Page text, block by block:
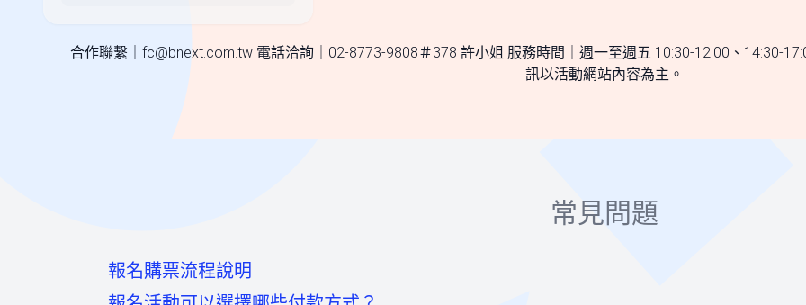
合作聯繫｜ fc@bnext.com.tw 電話洽詢｜02-8773-9808＃378 許小姐 服務時間｜週一至週五 10:30-12:00、14:30-
訊以活動網站內容為主。
常見問題
報名購票流程說明